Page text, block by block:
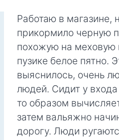
Работаю в магазине,
прикормило черную
похожую на меховую
пузике белое пятно.
выяснилось, очень
людей. Сидит у
то образом
затем вальяжно
дорогу. Люди